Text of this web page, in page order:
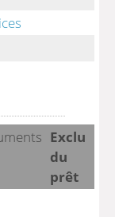
Exclu
du
prêt